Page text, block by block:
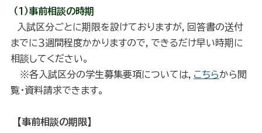
（１）事前相談の時期
入試区分ごとに期限を設けておりますが，回答書の送付
までに３週間程度かかりますので，できるだけ早い時期に
相談してください。
※各入試区分の学生募集要項については， こちらから閲
覧・資料請求できます。
【事前相談の期限】